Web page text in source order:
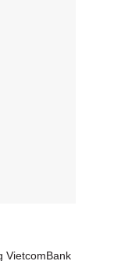
VietcomBank